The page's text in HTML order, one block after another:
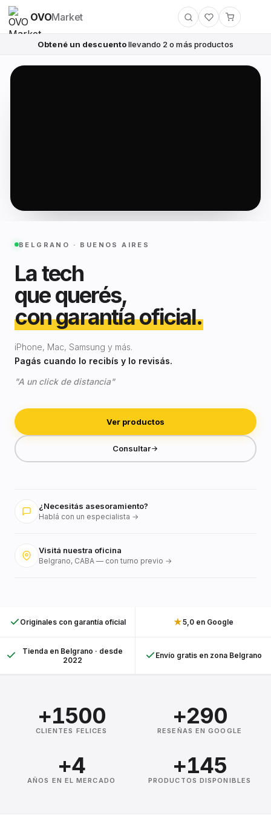
OVOMarket
Obtené un descuentollevando 2 o más productos
BELGRANO · BUENOS AIRES
La tech
que querés,
con garantía oficial.
iPhone, Mac, Samsung y más.
Pagás cuando lo recibís y lo revisás.
"A un click de distancia"
Ver productos
Consultar
¿Necesitás asesoramiento?
Hablá con un especialista →
Visitá nuestra oficina
Belgrano, CABA — con turno previo →
Originales con garantía oficial ★5,0 en Google
Tienda en Belgrano · desde
2022
Envío gratis en zona Belgrano
+1500
CLIENTES FELICES
+290
RESEÑAS EN GOOGLE
+4
AÑOS EN EL MERCADO
+145
PRODUCTOS DISPONIBLES